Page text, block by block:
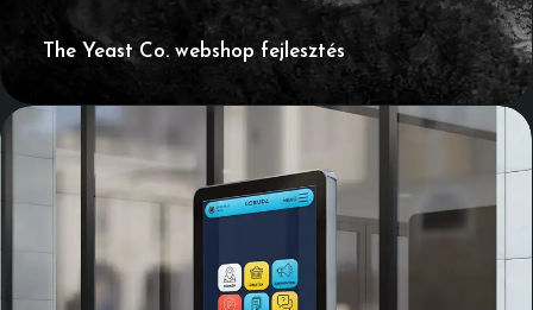
The Yeast Co. webshop fejlesztés